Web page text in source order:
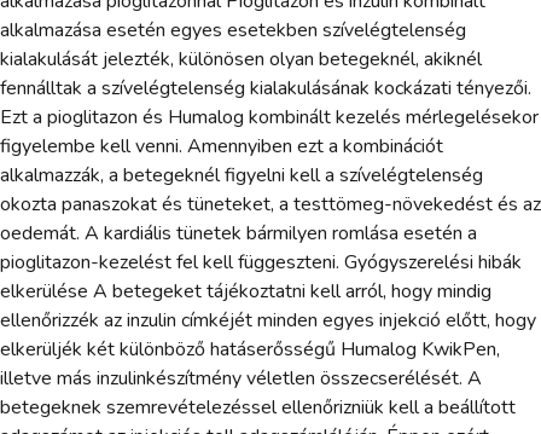
alkalmazása esetén egyes esetekben szívelégtelenség
kialakulását jelezték, különösen olyan betegeknél, akiknél
fennálltak a szívelégtelenség kialakulásának kockázati tényezői.
Ezt a pioglitazon és Humalog kombinált kezelés mérlegelésekor
figyelembe kell venni. Amennyiben ezt a kombinációt
alkalmazzák, a betegeknél figyelni kell a szívelégtelenség
okozta panaszokat és tüneteket, a testtömeg-növekedést és az
oedemát. A kardiális tünetek bármilyen romlása esetén a
pioglitazon-kezelést fel kell függeszteni. Gyógyszerelési hibák
elkerülése A betegeket tájékoztatni kell arról, hogy mindig
ellenőrizzék az inzulin címkéjét minden egyes injekció előtt, hogy
elkerüljék két különböző hatáserősségű Humalog KwikPen,
illetve más inzulinkészítmény véletlen összecserélését. A
betegeknek szemrevételezéssel ellenőrizniük kell a beállított